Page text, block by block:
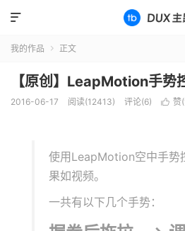

我的作品  正文
【原创】LeapMotion手势
2016-06-17 阅读(12413) 评论(6)  赞(
使用LeapMotion空中手势
果如视频。
一共有以下几个手势：